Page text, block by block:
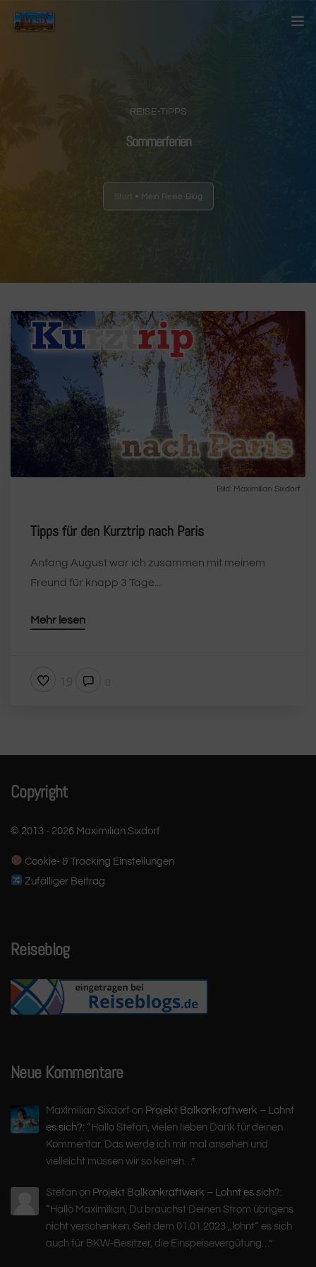
REISE-TIPPS
Sommerferien
Start Mein Reise-Blog
Bild: Maximilian Sixdorf
Tipps für den Kurztrip nach Paris
Anfang August war ich zusammen mit meinem
Freund für knapp 3 Tage...
Mehr lesen
Copyright
© 2013 - 2026 Maximilian Sixdorf
Cookie- & Tracking Einstellungen
Zufälliger Beitrag
Reiseblog
Neue Kommentare
Maximilian Sixdorf on Projekt Balkonkraftwerk – Lohnt
es sich?: “ Hallo Stefan, vielen lieben Dank für deinen
Kommentar. Das werde ich mir mal ansehen und
vielleicht müssen wir so keinen… ”
Stefan on Projekt Balkonkraftwerk – Lohnt es sich?:
“ Hallo Maximilian, Du brauchst Deinen Strom übrigens
nicht verschenken. Seit dem 01.01.2023 „lohnt“ es sich
auch für BKW-Besitzer, die Einspeisevergütung… ”